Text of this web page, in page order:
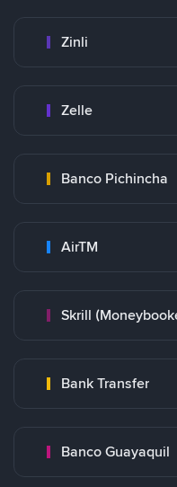
Zinli
Zelle
Banco Pichincha
AirTM
Skrill
Bank Transfer
Banco Guayaquil